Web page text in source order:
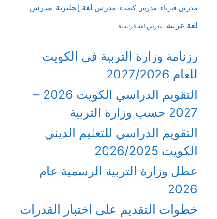
مدرس فيزياء مدرس كيمياء مدرس لغة إنجليزية مدرس
لغة عربية مدرس لغة فرنسية
رزنامة وزارة التربية في الكويت
للعام 2027/2026
التقويم الدراسي الكويت 2026 –
2027 حسب وزارة التربية
التقويم الدراسي للتعليم الديني
الكويت 2026/2025
عطل وزارة التربية الرسمية عام
2026
خطوات التقديم على اختبار القدرات